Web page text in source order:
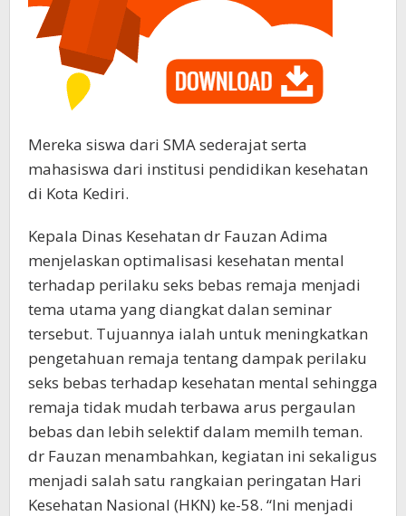
Mereka siswa dari SMA sederajat serta
mahasiswa dari institusi pendidikan kesehatan
di Kota Kediri.
Kepala Dinas Kesehatan dr Fauzan Adima
menjelaskan optimalisasi kesehatan mental
terhadap perilaku seks bebas remaja menjadi
tema utama yang diangkat dalan seminar
tersebut. Tujuannya ialah untuk meningkatkan
pengetahuan remaja tentang dampak perilaku
seks bebas terhadap kesehatan mental sehingga
remaja tidak mudah terbawa arus pergaulan
bebas dan lebih selektif dalam memilh teman.
dr Fauzan menambahkan, kegiatan ini sekaligus
menjadi salah satu rangkaian peringatan Hari
Kesehatan Nasional (HKN) ke-58. “Ini menjadi